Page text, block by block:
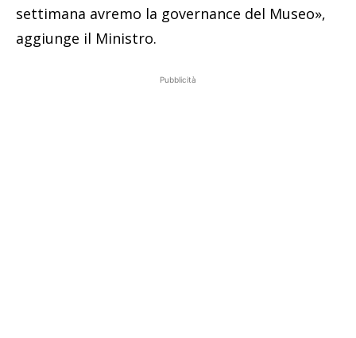
settimana avremo la governance del Museo»,
aggiunge il Ministro.
Pubblicità